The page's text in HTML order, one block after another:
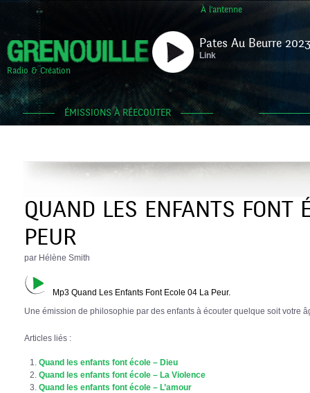
À l'antenne
Radio & Création
Pates Au Beurre
Link
ÉMISSIONS À RÉECOUTER
QUAND LES ENFANTS FONT
PEUR
par Hélène Smith
Mp3 Quand Les Enfants Font Ecole 04 La Peur.
Une émission de philosophie par des enfants à écouter quelque soit votre
Articles liés :
Quand les enfants font école – Dieu
Quand les enfants font école – La Violence
Quand les enfants font école – L’amour